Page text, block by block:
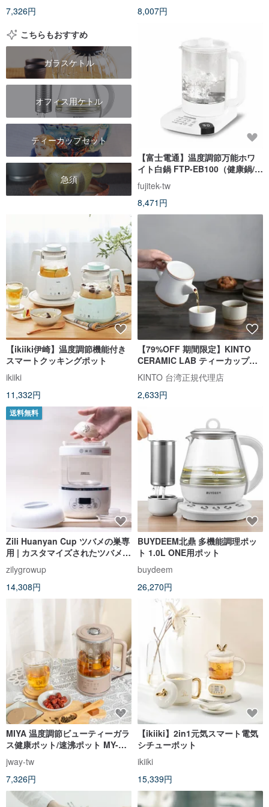
7,326円
8,007円
こちらもおすすめ
ガラスケトル
オフィス用ケトル
ティーカップセット
急須
【富士電通】温度調節万能ホワ
イト白鍋 FTP-EB100（健康鍋/速
沸鍋）
fujitek-tw
8,471円
【ikiiki伊崎】温度調節機能付き
スマートクッキングポット
ikiiki
11,332円
【79%OFF 期間限定】KINTO
CERAMIC LAB ティーカップ
180ml / ティーポット 500ml
KINTO 台湾正規代理店
2,633円
送料無料
Zili Huanyan Cup ツバメの巣専
用 | カスタマイズされたツバメの
巣マシン
zilygrowup
14,308円
BUYDEEM北鼎 多機能調理ポッ
ト 1.0L ONE用ポット
buydeem
26,270円
MIYA 温度調節ビューティーガラ
ス健康ポット/速沸ポット MY-
KT222-ロータスピンク
jway-tw
7,326円
【ikiiki】2in1元気スマート電気
シチューポット
ikiiki
15,339円